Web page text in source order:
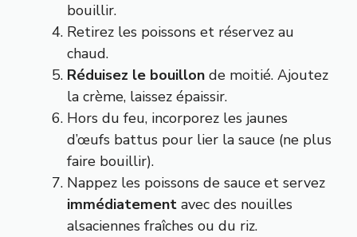
bouillir.
Retirez les poissons et réservez au
chaud.
Réduisez le bouillon de moitié. Ajoutez
la crème, laissez épaissir.
Hors du feu, incorporez les jaunes
d’œufs battus pour lier la sauce (ne plus
faire bouillir).
Nappez les poissons de sauce et servez
immédiatement avec des nouilles
alsaciennes fraîches ou du riz.